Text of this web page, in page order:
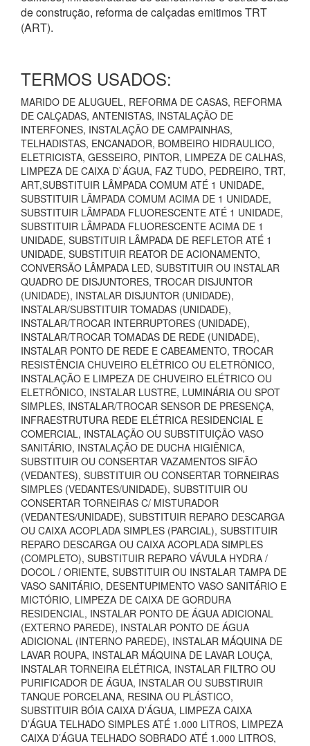
de construção, reforma de calçadas emitimos TRT
(ART).
TERMOS USADOS:
MARIDO DE ALUGUEL, REFORMA DE CASAS, REFORMA
DE CALÇADAS, ANTENISTAS, INSTALAÇÃO DE
INTERFONES, INSTALAÇÃO DE CAMPAINHAS,
TELHADISTAS, ENCANADOR, BOMBEIRO HIDRAULICO,
ELETRICISTA, GESSEIRO, PINTOR, LIMPEZA DE CALHAS,
LIMPEZA DE CAIXA D`ÁGUA, FAZ TUDO, PEDREIRO, TRT,
ART,SUBSTITUIR LÂMPADA COMUM ATÉ 1 UNIDADE,
SUBSTITUIR LÂMPADA COMUM ACIMA DE 1 UNIDADE,
SUBSTITUIR LÂMPADA FLUORESCENTE ATÉ 1 UNIDADE,
SUBSTITUIR LÂMPADA FLUORESCENTE ACIMA DE 1
UNIDADE, SUBSTITUIR LÂMPADA DE REFLETOR ATÉ 1
UNIDADE, SUBSTITUIR REATOR DE ACIONAMENTO,
CONVERSÃO LÂMPADA LED, SUBSTITUIR OU INSTALAR
QUADRO DE DISJUNTORES, TROCAR DISJUNTOR
(UNIDADE), INSTALAR DISJUNTOR (UNIDADE),
INSTALAR/SUBSTITUIR TOMADAS (UNIDADE),
INSTALAR/TROCAR INTERRUPTORES (UNIDADE),
INSTALAR/TROCAR TOMADAS DE REDE (UNIDADE),
INSTALAR PONTO DE REDE E CABEAMENTO, TROCAR
RESISTÊNCIA CHUVEIRO ELÉTRICO OU ELETRÔNICO,
INSTALAÇÃO E LIMPEZA DE CHUVEIRO ELÉTRICO OU
ELETRÔNICO, INSTALAR LUSTRE, LUMINÁRIA OU SPOT
SIMPLES, INSTALAR/TROCAR SENSOR DE PRESENÇA,
INFRAESTRUTURA REDE ELÉTRICA RESIDENCIAL E
COMERCIAL, INSTALAÇÃO OU SUBSTITUIÇÃO VASO
SANITÁRIO, INSTALAÇÃO DE DUCHA HIGIÊNICA,
SUBSTITUIR OU CONSERTAR VAZAMENTOS SIFÃO
(VEDANTES), SUBSTITUIR OU CONSERTAR TORNEIRAS
SIMPLES (VEDANTES/UNIDADE), SUBSTITUIR OU
CONSERTAR TORNEIRAS C/ MISTURADOR
(VEDANTES/UNIDADE), SUBSTITUIR REPARO DESCARGA
OU CAIXA ACOPLADA SIMPLES (PARCIAL), SUBSTITUIR
REPARO DESCARGA OU CAIXA ACOPLADA SIMPLES
(COMPLETO), SUBSTITUIR REPARO VÁVULA HYDRA /
DOCOL / ORIENTE, SUBSTITUIR OU INSTALAR TAMPA DE
VASO SANITÁRIO, DESENTUPIMENTO VASO SANITÁRIO E
MICTÓRIO, LIMPEZA DE CAIXA DE GORDURA
RESIDENCIAL, INSTALAR PONTO DE ÁGUA ADICIONAL
(EXTERNO PAREDE), INSTALAR PONTO DE ÁGUA
ADICIONAL (INTERNO PAREDE), INSTALAR MÁQUINA DE
LAVAR ROUPA, INSTALAR MÁQUINA DE LAVAR LOUÇA,
INSTALAR TORNEIRA ELÉTRICA, INSTALAR FILTRO OU
PURIFICADOR DE ÁGUA, INSTALAR OU SUBSTIRUIR
TANQUE PORCELANA, RESINA OU PLÁSTICO,
SUBSTITUIR BÓIA CAIXA D’ÁGUA, LIMPEZA CAIXA
D’ÁGUA TELHADO SIMPLES ATÉ 1.000 LITROS, LIMPEZA
CAIXA D’ÁGUA TELHADO SOBRADO ATÉ 1.000 LITROS,